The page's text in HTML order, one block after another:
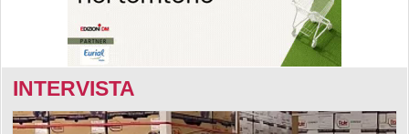
INTERVISTA